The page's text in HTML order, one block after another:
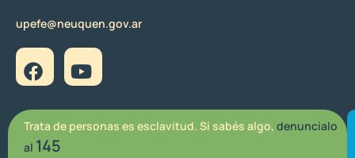
upefe@neuquen.gov.ar
Trata de personas es esclavitud. Si sabés algo, denuncialo
al 145